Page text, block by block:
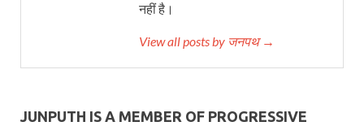
नहीं है।
View all posts by जनपथ →
JUNPUTH IS A MEMBER OF PROGRESSIVE